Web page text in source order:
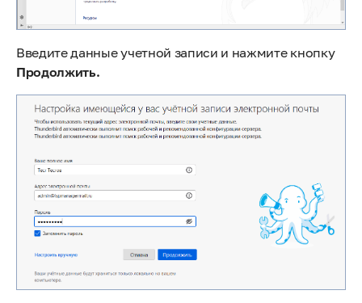
Введите данные учетной записи и нажмите кнопку
Продолжить.